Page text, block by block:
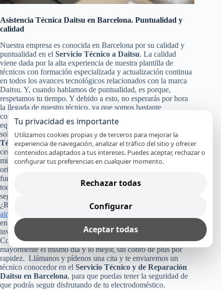
Asistencia Técnica Daitsu en Barcelona. Puntualidad y
calidad
Nuestra empresa es conocida en Barcelona por su calidad y
puntualidad en el Servicio Técnico a Daitsu. La calidad
viene dada por la alta experiencia de nuestra plantilla de
técnicos con formación especializada y actualización continua
en todos los avances tecnológicos relacionados con la marca
Daitsu. Y, cuando hablamos de puntualidad, es porque,
respetamos tu tiempo. Y debido a esto, no esperarás por hora
la llegada de nuestro técnico, ya que somos bastante
conocidos por nuestra puntualidad, para poder darte a ti y a tu
equipo Daitsu un servicio de calidad en Barcelona. Pero no
solo con eso nos conformamos nuestra calidad en elServicio
Técnico y de Reparación Daitsu, también pasa por la
certificación de nuestros especialistas, nuestro servicio en el
mismo día en la mayoría de los casos y el uso de recambios
originales Daitsu que garanticen que tu aparato continuará
funcionando con alto rendimiento y por mucho tiempo. Y a
todo esto, le damos un broche de oro con nuestra absoluta y
segura garantía por nuestro trabajo.
¿Recuerdas cuánto costó tu refrigerador, lavadora, lavavajillas,
aire acondicionado
o cualquier otro equipo Daitsu que tienes
en tu casa, empresa u oficina? Pues, no arriesgues esa
inversión, poniendo tu aparato en manos inexperta.
Consúltanos, ya que como te dijimos arriba, te reparamos
mayormente el mismo día y lo mejor, sin cobro de plus por
rapidez. Llámanos y pídenos una cita y te enviaremos un
técnico conocedor en el Servicio Técnico y de Reparación
Daitsu en Barcelona, para que puedas tener la seguridad de
que podrás seguir disfrutando de tu electrodoméstico.
Tu privacidad es importante
Utilizamos cookies propias y de terceros para mejorar la
experiencia de navegación, analizar el tráfico del sitio y ofrecer
contenidos adaptados a tus intereses. Puedes aceptar, rechazar o
configurar tus preferencias en cualquier momento.
Rechazar todas
Configurar
Aceptar todas